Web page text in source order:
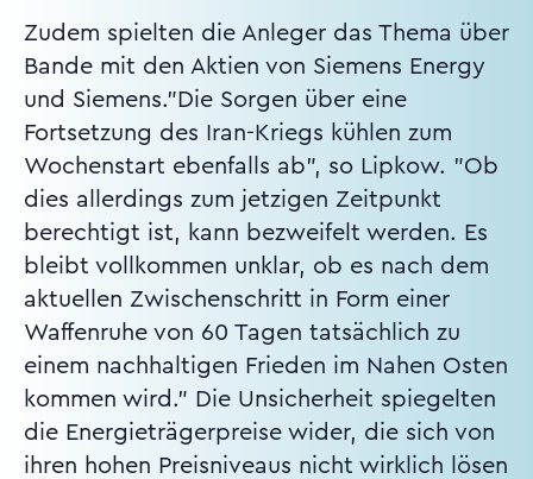
Zudem spielten die Anleger das Thema über
Bande mit den Aktien von Siemens Energy
und Siemens."Die Sorgen über eine
Fortsetzung des Iran-Kriegs kühlen zum
Wochenstart ebenfalls ab", so Lipkow. "Ob
dies allerdings zum jetzigen Zeitpunkt
berechtigt ist, kann bezweifelt werden. Es
bleibt vollkommen unklar, ob es nach dem
aktuellen Zwischenschritt in Form einer
Waffenruhe von 60 Tagen tatsächlich zu
einem nachhaltigen Frieden im Nahen Osten
kommen wird." Die Unsicherheit spiegelten
die Energieträgerpreise wider, die sich von
ihren hohen Preisniveaus nicht wirklich lösen